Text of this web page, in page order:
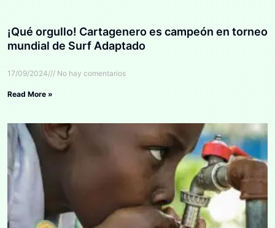
¡Qué orgullo! Cartagenero es campeón en torneo
mundial de Surf Adaptado
17/09/2024 No hay comentarios
Read More »